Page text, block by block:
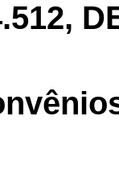
,